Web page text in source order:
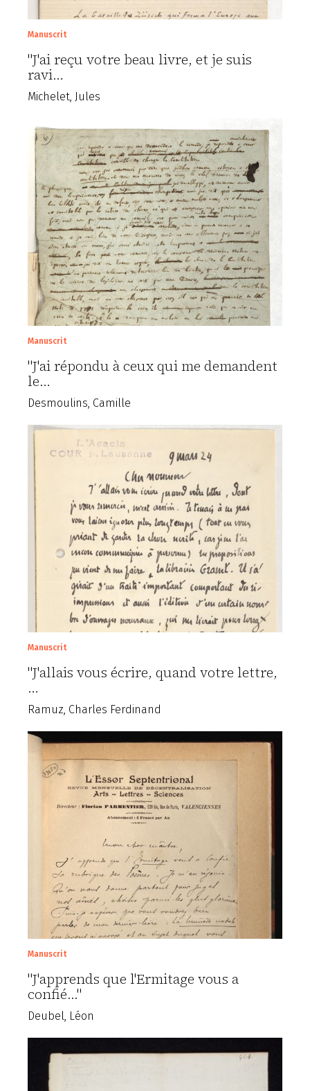
Manuscrit
"J'ai reçu votre beau livre, et je suis
ravi…
Michelet, Jules
Manuscrit
"J'ai répondu à ceux qui me demandent
le…
Desmoulins, Camille
Manuscrit
"J'allais vous écrire, quand votre lettre,
…
Ramuz, Charles Ferdinand
Manuscrit
"J'apprends que l'Ermitage vous a
confié..."
Deubel, Léon